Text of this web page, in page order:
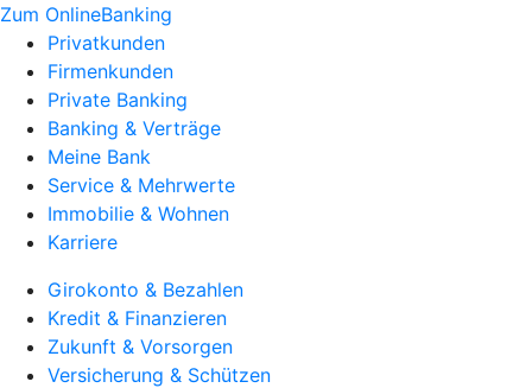
Zum OnlineBanking
Privatkunden
Firmenkunden
Private Banking
Banking & Verträge
Meine Bank
Service & Mehrwerte
Immobilie & Wohnen
Karriere
Girokonto & Bezahlen
Kredit & Finanzieren
Zukunft & Vorsorgen
Versicherung & Schützen